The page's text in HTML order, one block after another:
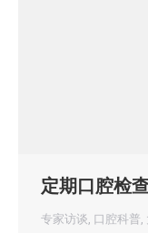
定期口腔检
专家访谈, 口腔科普,